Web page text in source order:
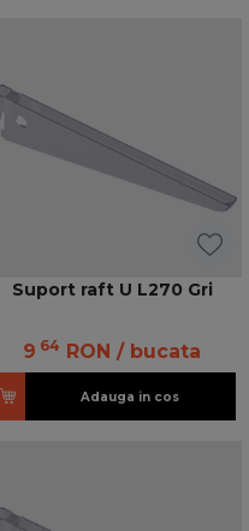
Suport raft U L270 Gri
9 64 RON / bucata
Adauga in cos